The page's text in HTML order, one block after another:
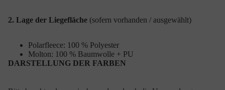
2. Lage der Liegefläche (sofern vorhanden / ausgewählt)
Polarfleece: 100 % Polyester
Molton: 100 % Baumwolle + PU
DARSTELLUNG DER FARBEN